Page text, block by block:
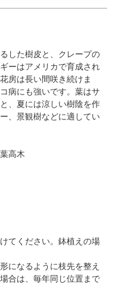
した樹皮と、クレープの
ーはアメリカで育成され
房は長い間咲き続けま
病にも強いです。葉はサ
、夏には涼しい樹陰を作
、景観樹などに適してい
高木
てください。鉢植えの場
になるように枝先を整え
合は、毎年同じ位置まで